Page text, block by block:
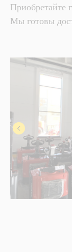
Приобретайте
Мы готовы